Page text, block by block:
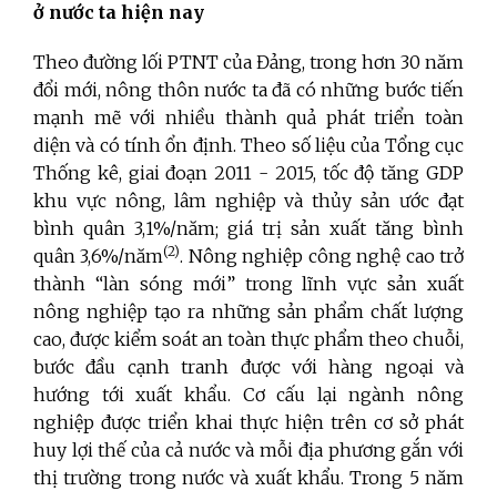
ở nước ta hiện nay
Theo đường lối PTNT của Đảng, trong hơn 30 năm
đổi mới, nông thôn nước ta đã có những bước tiến
mạnh mẽ với nhiều thành quả phát triển toàn
diện và có tính ổn định. Theo số liệu của Tổng cục
Thống kê, giai đoạn 2011 - 2015, tốc độ tăng GDP
khu vực nông, lâm nghiệp và thủy sản ước đạt
bình quân 3,1%/năm; giá trị sản xuất tăng bình
quân 3,6%/năm(2). Nông nghiệp công nghệ cao trở
thành “làn sóng mới” trong lĩnh vực sản xuất
nông nghiệp tạo ra những sản phẩm chất lượng
cao, được kiểm soát an toàn thực phẩm theo chuỗi,
bước đầu cạnh tranh được với hàng ngoại và
hướng tới xuất khẩu. Cơ cấu lại ngành nông
nghiệp được triển khai thực hiện trên cơ sở phát
huy lợi thế của cả nước và mỗi địa phương gắn với
thị trường trong nước và xuất khẩu. Trong 5 năm